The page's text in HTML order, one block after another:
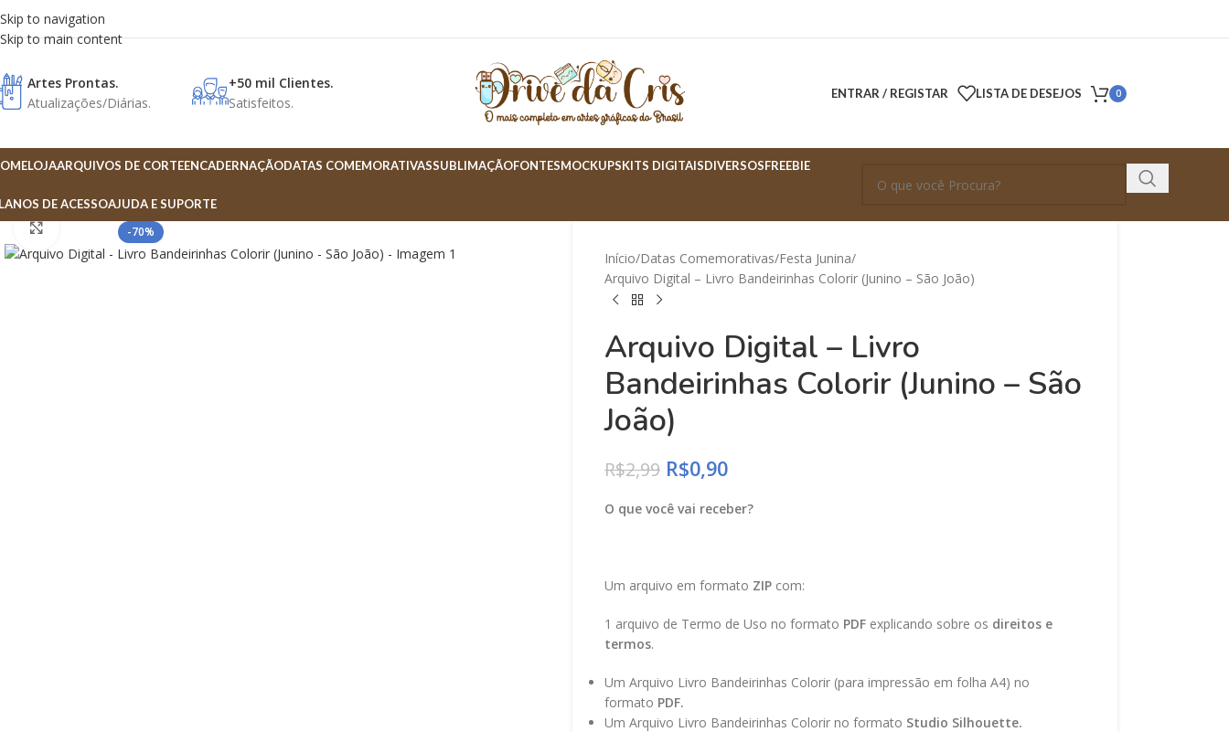
Skip to navigation
Skip to main content
Artes Prontas.
Atualizações/Diárias.
+50 mil Clientes.
Satisfeitos.
ENTRAR / REGISTAR LISTA DE DESEJOS 0
LOJAARQUIVOS DE CORTEENCADERNAÇÃODATAS COMEMORATIVASSUBLIMAÇÃOFONTESMOCKUPSKITS DIGITAISDIVERSOSFREEBIE
DE ACESSOAJUDA E SUPORTE
-70%
Click to enlarge
Início Datas Comemorativas Festa Junina
Arquivo Digital – Livro Bandeirinhas Colorir (Junino – São João)
Arquivo Digital – Livro
Bandeirinhas Colorir (Junino – São
João)
R$2,99 R$0,90
O que você vai receber?
Um arquivo em formato ZIP com:
1 arquivo de Termo de Uso no formato PDF explicando sobre os direitos e
termos.
Um Arquivo Livro Bandeirinhas Colorir (para impressão em folha A4) no
formato PDF.
Um Arquivo Livro Bandeirinhas Colorir no formato Studio Silhouette.